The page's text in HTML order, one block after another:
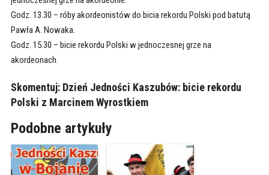
Godz. 13.30 – róby akordeonistów do bicia rekordu Polski pod batutą
Pawła A. Nowaka.
Godz. 15.30 – bicie rekordu Polski w jednoczesnej grze na
akordeonach.
Skomentuj:Dzień Jedności Kaszubów: bicie rekordu
Polski z Marcinem Wyrostkiem
Podobne artykuły